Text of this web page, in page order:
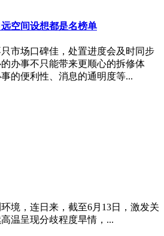
空间设想都是名榜单
市场口碑佳，处置进度会及时同步
办事不只能带来更顺心的拆修体
的便利性、消息的通明度等...
境，连日来，截至6月13日，激发关
温呈现分歧程度旱情，...